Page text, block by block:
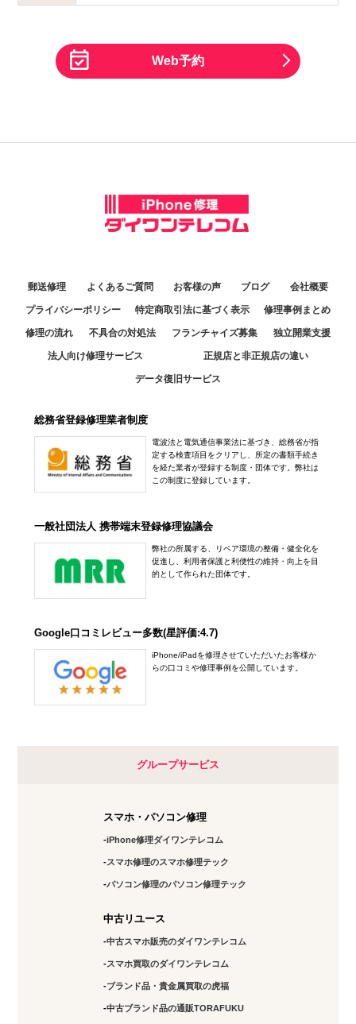
Web予約
郵送修理 よくあるご質問 お客様の声 ブログ 会社概要
プライバシーポリシー 特定商取引法に基づく表示 修理事例まとめ
修理の流れ 不具合の対処法 フランチャイズ募集 独立開業支援
法人向け修理サービス 正規店と非正規店の違い
データ復旧サービス
総務省登録修理業者制度
電波法と電気通信事業法に基づき、総務省が指
定する検査項目をクリアし、所定の書類手続き
を経た業者が登録する制度・団体です。弊社は
この制度に登録しています。
一般社団法人 携帯端末登録修理協議会
弊社の所属する、リペア環境の整備・健全化を
促進し、利用者保護と利便性の維持・向上を目
的として作られた団体です。
Google口コミレビュー多数(星評価:4.7)
iPhone/iPadを修理させていただいたお客様か
らの口コミや修理事例を公開しています。
グループサービス
スマホ・パソコン修理
iPhone修理ダイワンテレコム
スマホ修理のスマホ修理テック
パソコン修理のパソコン修理テック
中古リユース
中古スマホ販売のダイワンテレコム
スマホ買取のダイワンテレコム
ブランド品・貴金属買取の虎福
中古ブランド品の通販TORAFUKU